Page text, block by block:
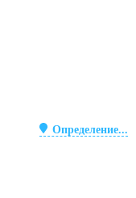
Определение...